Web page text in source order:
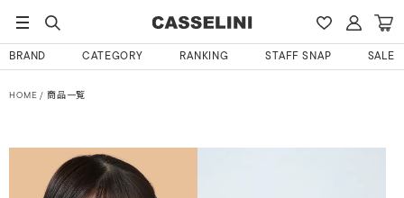
BRAND CATEGORY RANKING STAFF SNAP SALE
HOME 商品一覧